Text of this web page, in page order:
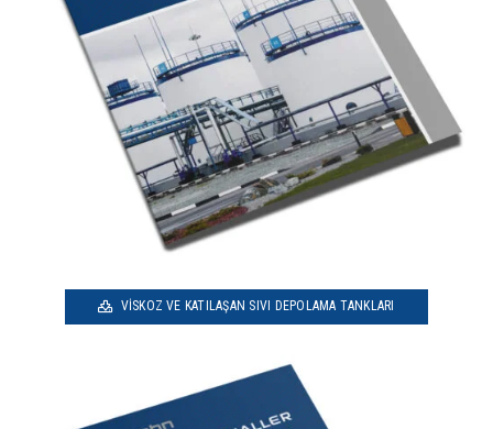
VISKOZ VE KATILAŞAN SIVI DEPOLAMA TANKLARI